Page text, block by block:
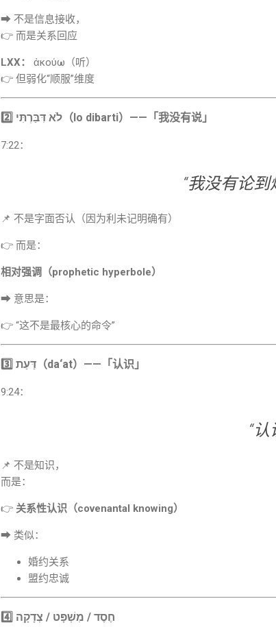
➡ 不是信息接收，
👉 而是关系回应
LXX：
ἀκούω（听）
👉 但弱化“顺服”维度
2️⃣ לֹא דִּבַּרְתִּי（lo dibarti）——「我没有说」
7:22：
“我没有论
📌 不是字面否认（因为利未记明确有）
👉 而是：
相对强调（prophetic hyperbole）
➡ 意思是：
👉 “这不是最核心的命令”
3️⃣ דַּעַת（da‘at）——「认识」
9:24：
“认
📌 不是知识，
而是：
👉 关系性认识（covenantal knowing）
➡ 类似：
婚约关系
盟约忠诚
4️⃣ חֶסֶד / מִשְׁפָּט / צְדָקָה